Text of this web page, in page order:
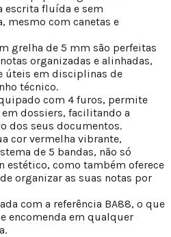
escrita fluída e sem
mesmo com canetas e
grelha de 5 mm são perfeitas
organizadas e alinhadas,
úteis em disciplinas de
técnico.
com 4 furos, permite
dossiers, facilitando a
dos seus documentos.
cor vermelha vibrante,
de 5 bandas, não só
estético, como também oferece
organizar as suas notas por
com a referência BA88, o que
encomenda em qualquer